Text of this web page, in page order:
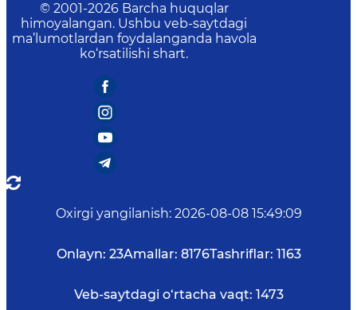
© 2001-2026 Barcha huquqlar
himoyalangan. Ushbu veb-saytdagi
ma’lumotlardan foydalanganda havola
ko‘rsatilishi shart.
Oxirgi yangilanish: 2026-08-08 15:49:09
Onlayn: 23Amallar: 8176Tashriflar: 1163
Veb-saytdagi o‘rtacha vaqt: 1473